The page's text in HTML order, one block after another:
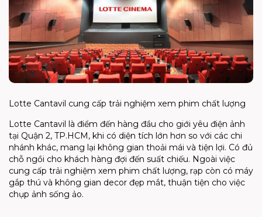
Lotte Cantavil cung cấp trải nghiệm xem phim chất lượng
Lotte Cantavil là điểm đến hàng đầu cho giới yêu điện ảnh
tại Quận 2, TP.HCM, khi có diện tích lớn hơn so với các chi
nhánh khác, mang lại không gian thoải mái và tiện lợi. Có đủ
chỗ ngồi cho khách hàng đợi đến suất chiếu. Ngoài việc
cung cấp trải nghiệm xem phim chất lượng, rạp còn có máy
gắp thú và không gian decor đẹp mắt, thuận tiện cho việc
chụp ảnh sống ảo.